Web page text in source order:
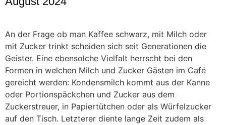
An der Frage ob man Kaffee schwarz, mit Milch oder
mit Zucker trinkt scheiden sich seit Generationen die
Geister. Eine ebensolche Vielfalt herrscht bei den
Formen in welchen Milch und Zucker Gästen im Café
gereicht werden: Kondensmilch kommt aus der Kanne
oder Portionspäckchen und Zucker aus dem
Zuckerstreuer, in Papiertütchen oder als Würfelzucker
auf den Tisch. Letzterer diente lange Zeit zudem als